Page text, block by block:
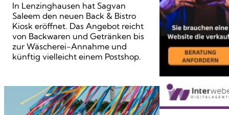
In Lenzinghausen hat Sagvan
Saleem den neuen Back & Bistro
Kiosk eröffnet. Das Angebot reicht
von Backwaren und Getränken bis
zur Wäscherei-Annahme und
künftig vielleicht einem Postshop.